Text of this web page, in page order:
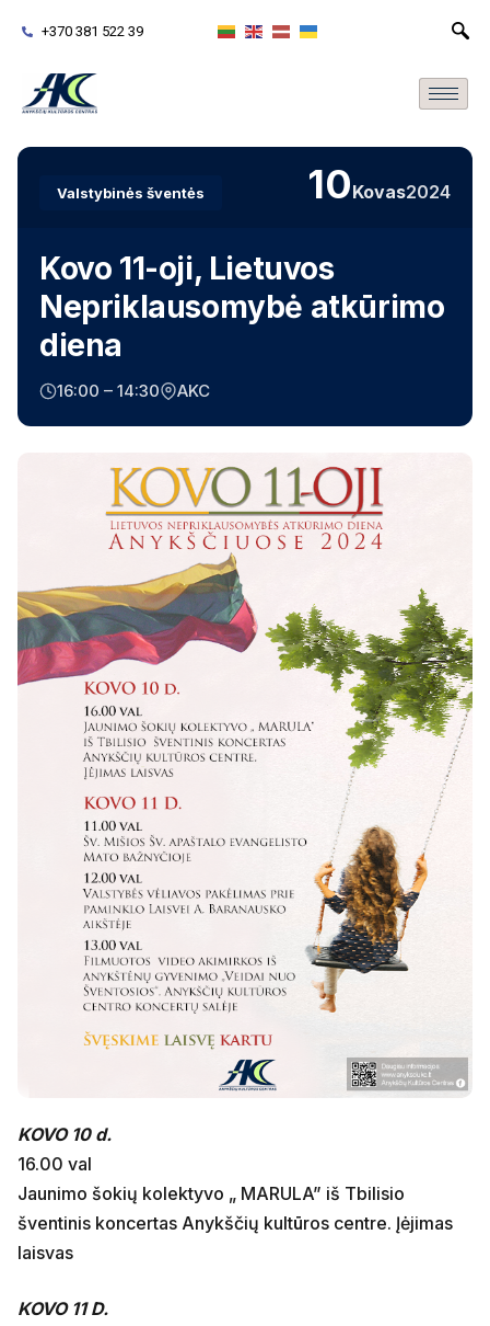
+370 381 522 39
Valstybinės šventės 10Kovas2024
Kovo 11-oji, Lietuvos
Nepriklausomybė atkūrimo
diena
16:00 – 14:30 AKC
KOVO 10 d.
16.00 val
Jaunimo šokių kolektyvo „ MARULA” iš Tbilisio
šventinis koncertas Anykščių kultūros centre. Įėjimas
laisvas
KOVO 11 D.